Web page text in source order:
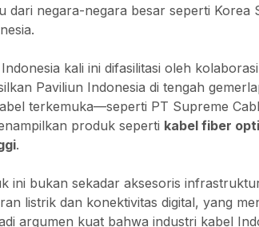
dari negara-negara besar seperti Korea
kali ini difasilitasi oleh
Paviliun Indonesia di tengah
terkemuka—seperti PT Supreme
produk seperti kabel fiber
.
ini bukan sekadar aksesoris
listrik dan konektivitas digital, yang
argumen kuat bahwa industri kabel